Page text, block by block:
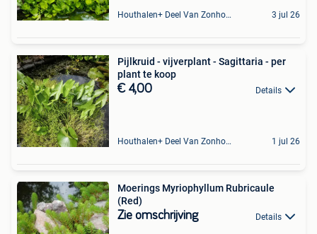
Houthalen+ Deel Van Zonhoven En Zolder 3 jul 26
Pijlkruid - vijverplant - Sagittaria - per
plant te koop
€ 4,00 Details
Houthalen+ Deel Van Zonhoven En Zolder 1 jul 26
Moerings Myriophyllum Rubricaule
(Red)
Zie omschrijving Details